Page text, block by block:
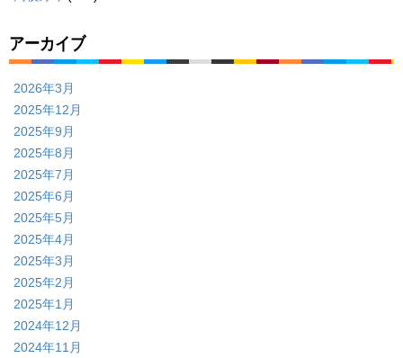
アーカイブ
2026年3月
2025年12月
2025年9月
2025年8月
2025年7月
2025年6月
2025年5月
2025年4月
2025年3月
2025年2月
2025年1月
2024年12月
2024年11月